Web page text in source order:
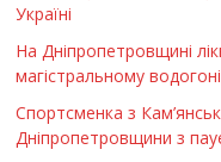
Україні
На Дніпропетровщині
магістральному водогоні
Спортсменка з
Дніпропетровщини з